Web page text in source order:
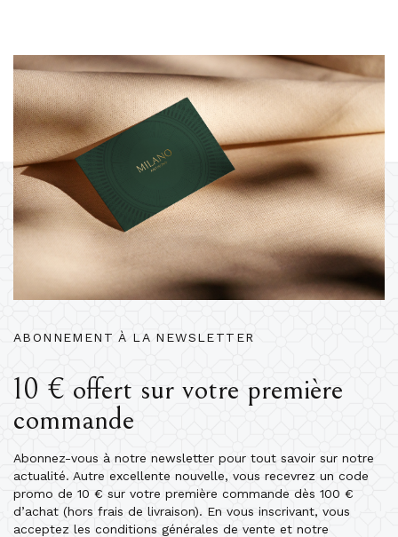
ABONNEMENT À LA NEWSLETTER
10 € offert sur votre première
commande
Abonnez-vous à notre newsletter pour tout savoir sur notre
actualité. Autre excellente nouvelle, vous recevrez un code
promo de 10 € sur votre première commande dès 100 €
d’achat (hors frais de livraison). En vous inscrivant, vous
acceptez les conditions générales de vente et notre